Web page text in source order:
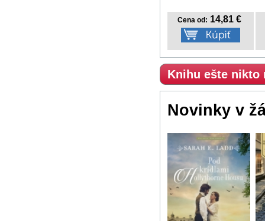
Cena od: 14,81 €
Knihu ešte nikto
Novinky v